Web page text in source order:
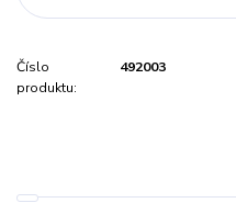
Číslo
produktu:
492003